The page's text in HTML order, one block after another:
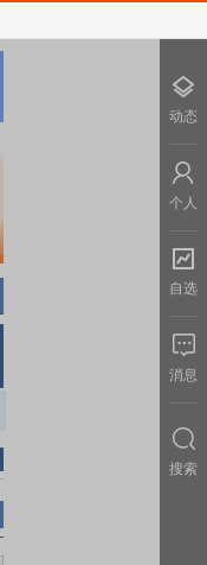
动态
个人
自选
消息
搜索